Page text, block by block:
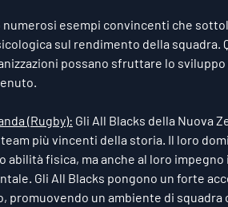
numerosi esempi convincenti che
sul rendimento della squadra.
possano sfruttare lo
(Rugby): Gli All Blacks della Nuova
più vincenti della storia. Il loro
abilità fisica, ma anche al loro
Gli All Blacks pongono un forte
promuovendo un ambiente di